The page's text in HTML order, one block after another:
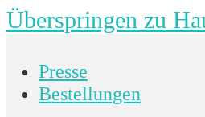
Überspringen zu
Presse
Bestellungen